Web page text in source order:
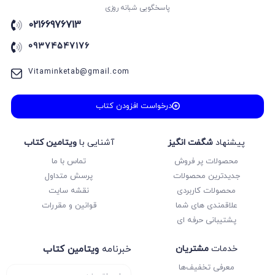
انسان و محیط زیست
بانک نهایی
بدون دسته‌بندی
پاور تست
پایه کنکور
پایه ی انسانی
پایه ی تجربی
پایه ی ریاضی
پر تکرار
پر سوال
پیشنهاد شگفت انگیز
محصولات پر فروش
جدیدترین محصولات
محصولات کاربردی
علاقمندی های شما
پشتیبانی حرفه ای
آشنایی باویتامین کتاب
تماس با ما
پرسش متداول
نقشه سایت
قوانین و مقررات
خدماتمشتریان
معرفی تخفیف‌ها
پاسخگویی شبانه روزی
02166976713
09374547176
Vitaminketab@gmail.com
درخواست افزودن کتاب
خبرنامه ویتامین کتاب